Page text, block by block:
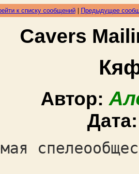
к списку сообщений| Предыдущее
Cavers
Автор: